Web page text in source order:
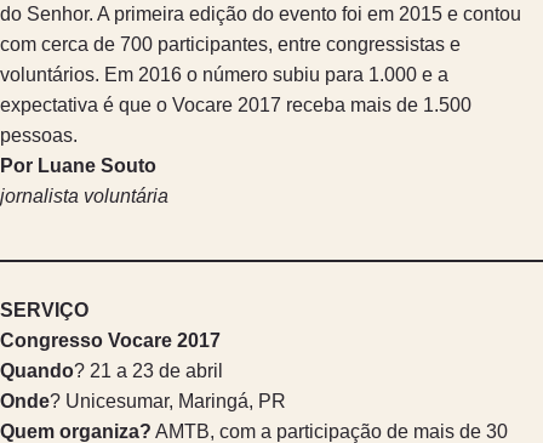
do Senhor. A primeira edição do evento foi em 2015 e contou
com cerca de 700 participantes, entre congressistas e
voluntários. Em 2016 o número subiu para 1.000 e a
expectativa é que o Vocare 2017 receba mais de 1.500
pessoas.
Por Luane Souto
jornalista voluntária
SERVIÇO
Congresso Vocare 2017
Quando? 21 a 23 de abril
Onde? Unicesumar, Maringá, PR
Quem organiza? AMTB, com a participação de mais de 30